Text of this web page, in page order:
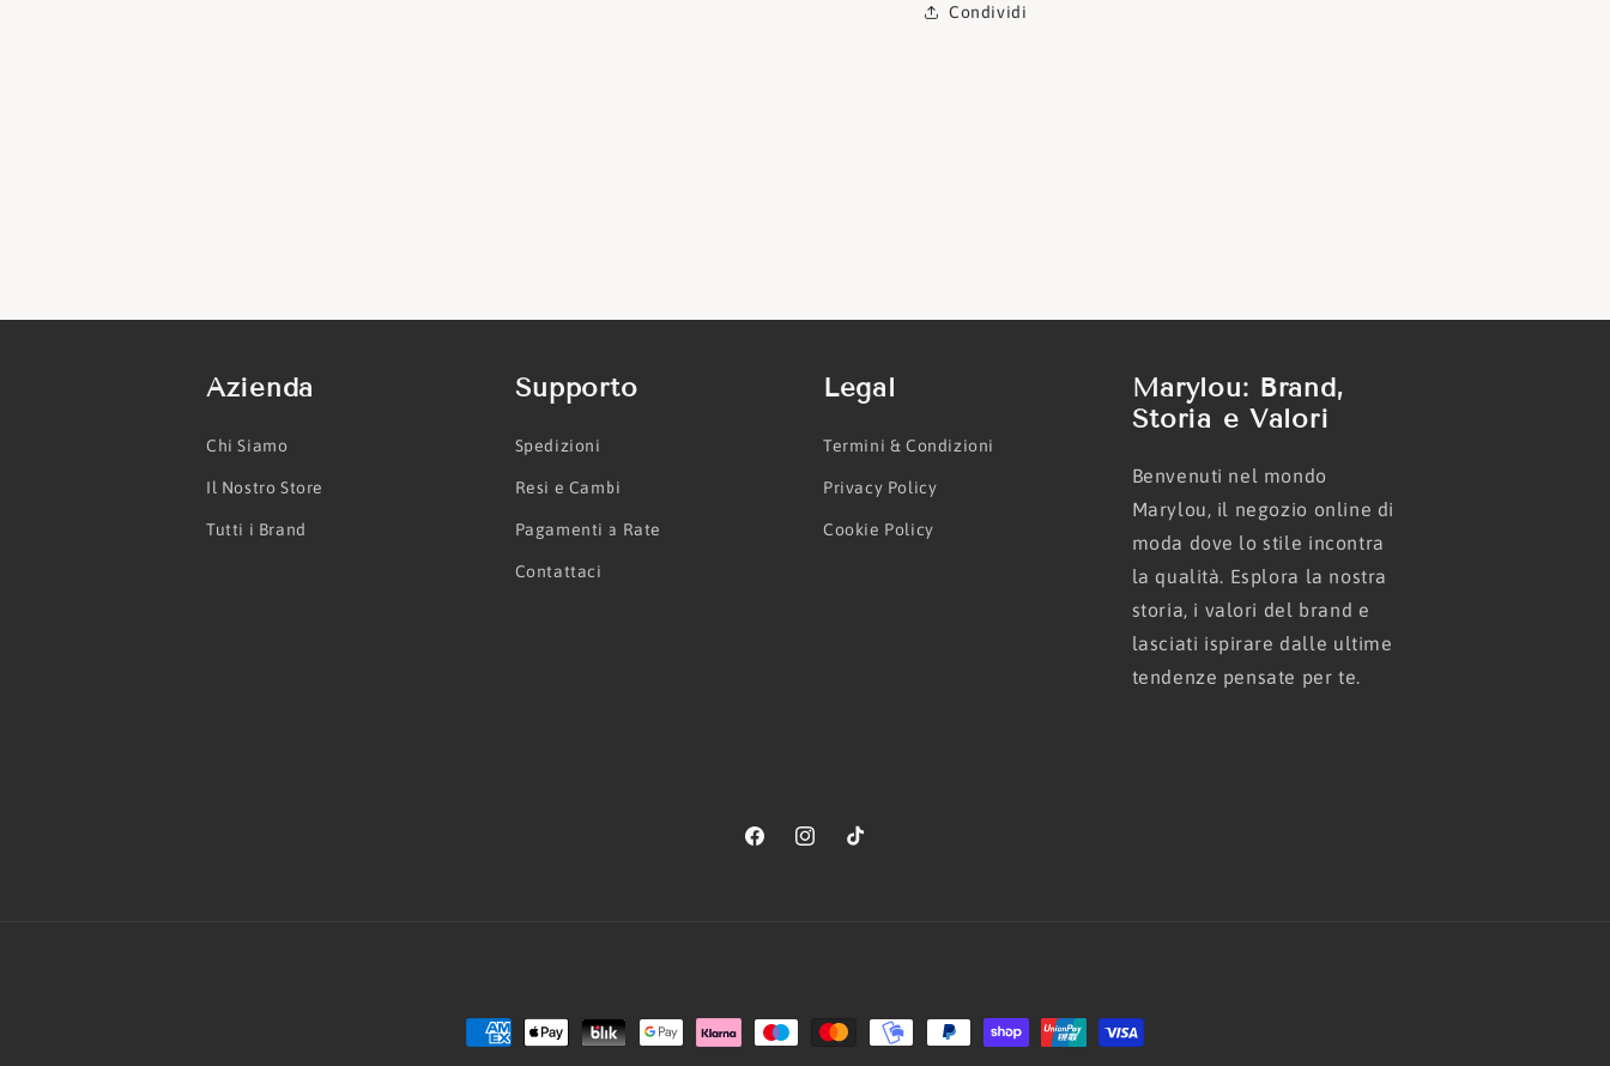
Condividi
Azienda
Chi Siamo
Il Nostro Store
Tutti i Brand
Supporto
Spedizioni
Resi e Cambi
Pagamenti a Rate
Contattaci
Legal
Termini & Condizioni
Privacy Policy
Cookie Policy
Marylou: Brand,
Storia e Valori
Benvenuti nel mondo
Marylou, il negozio online di
moda dove lo stile incontra
la qualità. Esplora la nostra
storia, i valori del brand e
lasciati ispirare dalle ultime
tendenze pensate per te.
FacebookInstagramTikTok
Metodi